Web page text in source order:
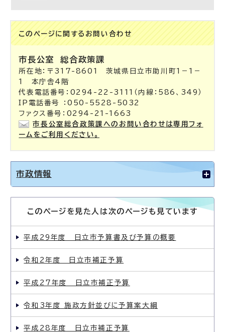
このページに関する お問い合わせ
市長公室 総合政策課
所在地：〒317-8601 茨城県日立市助川町1－1－
1 本庁舎4階
代表電話番号：0294-22-3111（内線：586、349）
IP電話番号 ：050-5528-5032
ファクス番号：0294-21-1663
市長公室総合政策課へのお問い合わせは専用フォ
ームをご利用ください。
市政情報
このページを見た人は次のページも見ています
平成29年度 日立市予算書及び予算の概要
令和2年度 日立市補正予算
平成27年度 日立市補正予算
令和3年度 施政方針並びに予算案大綱
平成28年度 日立市補正予算